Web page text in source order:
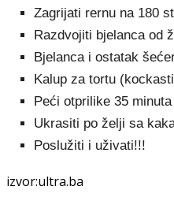
Zagrijati rernu na 180
Razdvojiti bjelanca od
Bjelanca i ostatak
Kalup za tortu
Peći otprilike 35
Ukrasiti po želji sa
Poslužiti i uživati!!!
izvor:ultra.ba